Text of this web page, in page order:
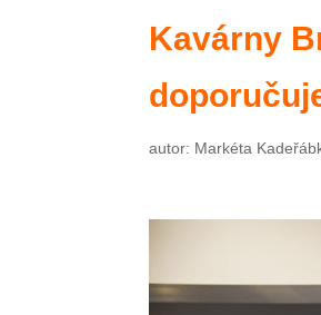
Kavárny
autor: Markéta